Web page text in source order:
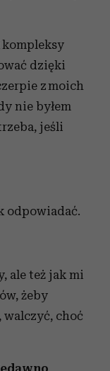
dzięki
z moich
nie byłem
jeśli
odpowiadać.
ale też jak mi
żeby
choć